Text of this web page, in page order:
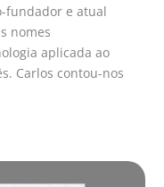
fundador e atual
nomes
aplicada ao
Carlos contou-nos